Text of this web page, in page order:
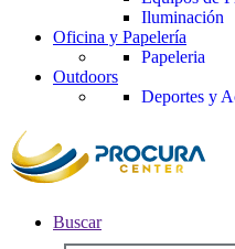
Iluminación
Oficina y Papelería
Papeleria
Outdoors
Deportes y
Buscar